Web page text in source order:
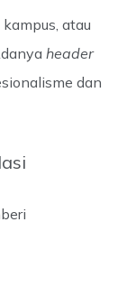
atau
header
dan